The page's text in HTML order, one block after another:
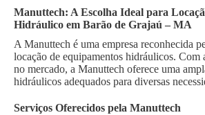
Manuttech: A Escolha Ideal para
Hidráulico em Barão de Grajaú – MA
A Manuttech é uma empresa reconhecida
locação de equipamentos hidráulicos. Com
no mercado, a Manuttech oferece uma
hidráulicos adequados para diversas
Serviços Oferecidos pela Manuttech